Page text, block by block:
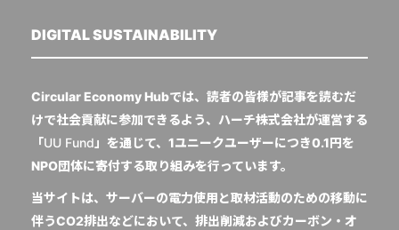
DIGITAL SUSTAINABILITY
Circular Economy Hubでは、読者の皆様が記事を読むだ
けで社会貢献に参加できるよう、ハーチ株式会社が運営する
「UU Fund 」を通じて、1ユニークユーザーにつき0.1円を
NPO団体に寄付する取り組みを行っています。
当サイトは、サーバーの電力使用と取材活動のための移動に
伴うCO2排出などにおいて、排出削減およびカーボン・オ